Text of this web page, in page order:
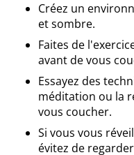
Créez un
et sombre.
Faites de
avant de vous
Essayez des
méditation ou la
vous coucher.
Si vous vous
évitez de